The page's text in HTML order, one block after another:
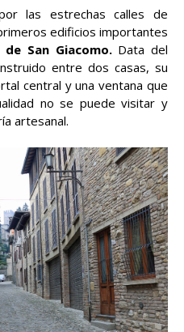
las estrechas calles de
edificios importantes
San Giacomo.Data del
entre dos casas, su
central y una ventana que
no se puede visitar y
artesanal.